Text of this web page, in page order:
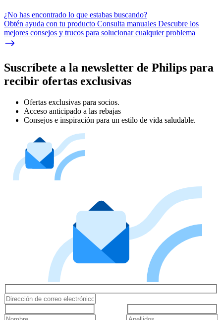
¿No has encontrado lo que estabas buscando?
Obtén ayuda con tu producto Consulta manuales Descubre los
mejores consejos y trucos para solucionar cualquier problema
Suscríbete a la newsletter de Philips para
recibir ofertas exclusivas
Ofertas exclusivas para socios.
Acceso anticipado a las rebajas
Consejos e inspiración para un estilo de vida saludable.